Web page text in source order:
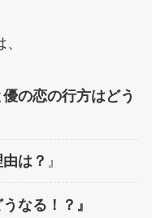
の恋の行方はどう
は？ 』
なる！？』